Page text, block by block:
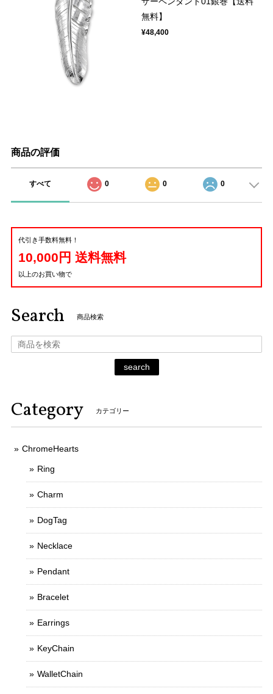
無料】
¥48,400
商品の評価
すべて 0 0 0
代引き手数料無料！
10,000円 送料無料
以上のお買い物で
Search 商品検索
search
Category カテゴリー
ChromeHearts
Ring
Charm
DogTag
Necklace
Pendant
Bracelet
Earrings
KeyChain
WalletChain